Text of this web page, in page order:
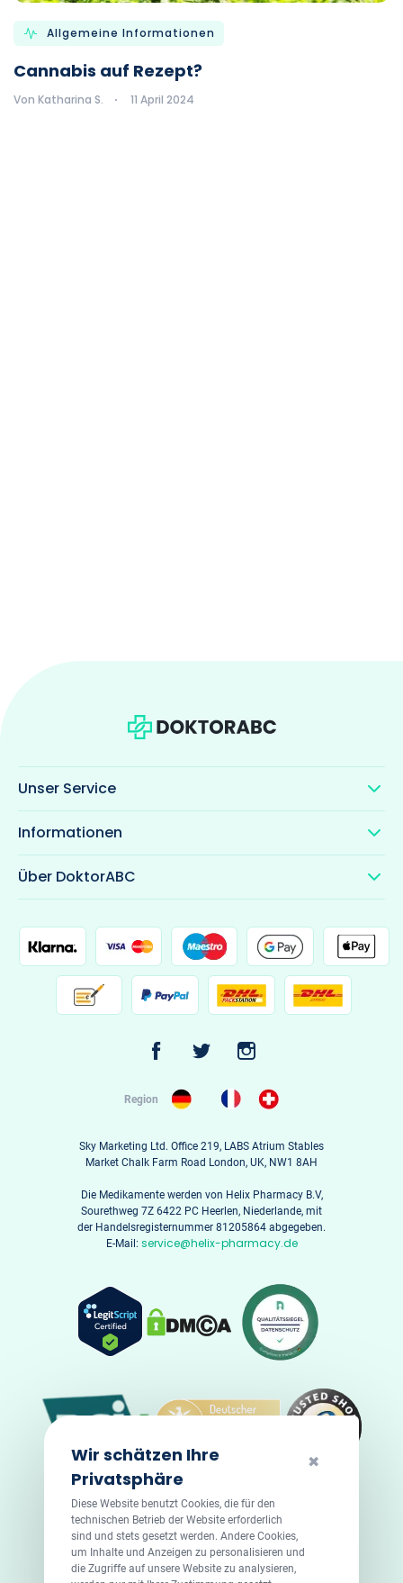
Allgemeine Informationen
Cannabis auf Rezept?
Von Katharina S. 11 April 2024
Unser Service
Informationen
Über DoktorABC
Region
Sky Marketing Ltd. Office 219, LABS Atrium Stables
Market Chalk Farm Road London, UK, NW1 8AH
Die Medikamente werden von Helix Pharmacy B.V,
Sourethweg 7Z 6422 PC Heerlen, Niederlande, mit
der Handelsregisternummer 81205864 abgegeben.
E-Mail: service@helix-pharmacy.de
✖
Wir schätzen Ihre
Privatsphäre
Diese Website benutzt Cookies, die für den
technischen Betrieb der Website erforderlich
sind und stets gesetzt werden. Andere Cookies,
um Inhalte und Anzeigen zu personalisieren und
die Zugriffe auf unsere Website zu analysieren,